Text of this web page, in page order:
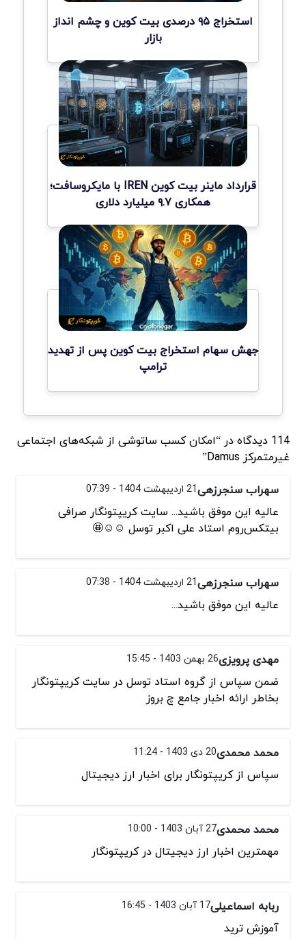
استخراج ۹۵ درصدی بیت کوین و چشم انداز
بازار
قرارداد ماینر بیت کوین IREN با مایکروسافت؛
همکاری ۹.۷ میلیارد دلاری
جهش سهام استخراج بیت کوین پس از تهدید
ترامپ
114 دیدگاه در “امکان کسب ساتوشی از شبکه‌های اجتماعی
غیرمتمرکز Damus”
سهراب سنجرزهی21 اردیبهشت 1404 - 07:39
عالیه این موفق باشید... سایت کریپتونگار صرافی
بیتکس‌روم استاد علی اکبر توسل ☺️☺️🤩
سهراب سنجرزهی21 اردیبهشت 1404 - 07:38
عالیه این موفق باشید...
مهدی پرویزی26 بهمن 1403 - 15:45
ضمن سپاس از گروه استاد توسل در سایت کریپتونگار
بخاطر ارائه اخبار جامع چ بروز
محمد محمدی20 دی 1403 - 11:24
سپاس از کریپتونگار برای اخبار ارز دیجیتال
محمد محمدی27 آبان 1403 - 10:00
مهمترین اخبار ارز دیجیتال در کریپتونگار
ربابه اسماعیلی17 آبان 1403 - 16:45
آموزش ترید